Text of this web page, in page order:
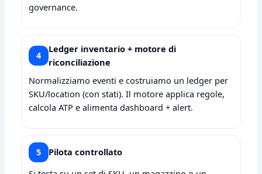
governance.
4
Ledger inventario + motore di
riconciliazione
Normalizziamo eventi e costruiamo un ledger per
SKU/location (con stati). Il motore applica regole,
calcola ATP e alimenta dashboard + alert.
5
Pilota controllato